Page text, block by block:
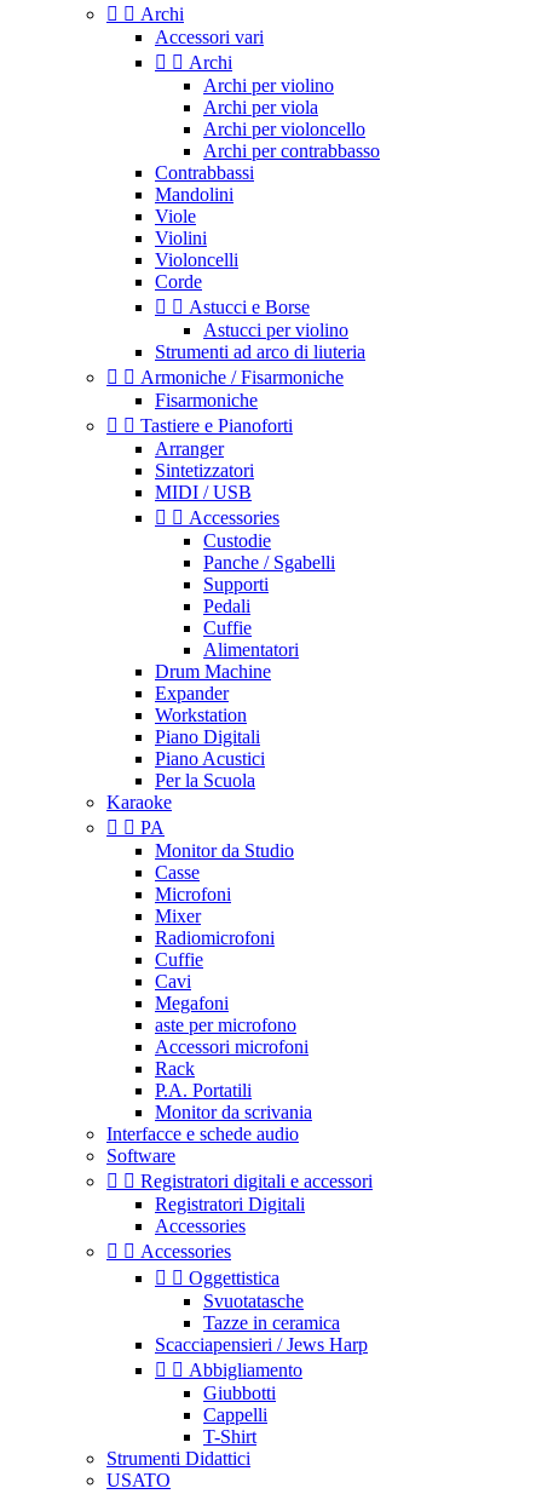
  Archi
Accessori vari
  Archi
Archi per violino
Archi per viola
Archi per violoncello
Archi per contrabbasso
Contrabbassi
Mandolini
Viole
Violini
Violoncelli
Corde
  Astucci e Borse
Astucci per violino
Strumenti ad arco di liuteria
  Armoniche / Fisarmoniche
Fisarmoniche
  Tastiere e Pianoforti
Arranger
Sintetizzatori
MIDI / USB
  Accessories
Custodie
Panche / Sgabelli
Supporti
Pedali
Cuffie
Alimentatori
Drum Machine
Expander
Workstation
Piano Digitali
Piano Acustici
Per la Scuola
Karaoke
  PA
Monitor da Studio
Casse
Microfoni
Mixer
Radiomicrofoni
Cuffie
Cavi
Megafoni
aste per microfono
Accessori microfoni
Rack
P.A. Portatili
Monitor da scrivania
Interfacce e schede audio
Software
  Registratori digitali e accessori
Registratori Digitali
Accessories
  Accessories
  Oggettistica
Svuotatasche
Tazze in ceramica
Scacciapensieri / Jews Harp
  Abbigliamento
Giubbotti
Cappelli
T-Shirt
Strumenti Didattici
USATO